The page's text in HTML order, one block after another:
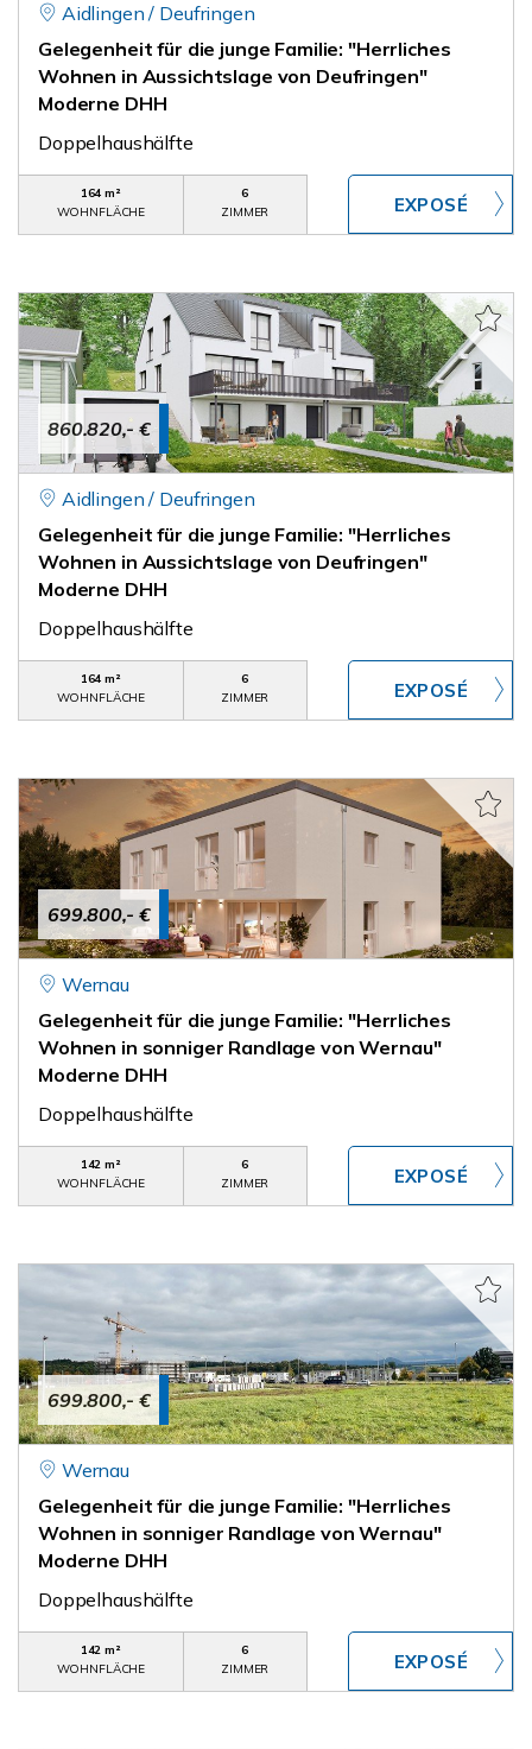
Aidlingen / Deufringen
Gelegenheit für die junge Familie: "Herrliches
Wohnen in Aussichtslage von Deufringen"
Moderne DHH
Doppelhaushälfte
164 m²
WOHNFLÄCHE
6
ZIMMER
860.820,- €
Aidlingen / Deufringen
Gelegenheit für die junge Familie: "Herrliches
Wohnen in Aussichtslage von Deufringen"
Moderne DHH
Doppelhaushälfte
164 m²
WOHNFLÄCHE
6
ZIMMER
699.800,- €
Wernau
Gelegenheit für die junge Familie: "Herrliches
Wohnen in sonniger Randlage von Wernau"
Moderne DHH
Doppelhaushälfte
142 m²
WOHNFLÄCHE
6
ZIMMER
699.800,- €
Wernau
Gelegenheit für die junge Familie: "Herrliches
Wohnen in sonniger Randlage von Wernau"
Moderne DHH
Doppelhaushälfte
142 m²
WOHNFLÄCHE
6
ZIMMER